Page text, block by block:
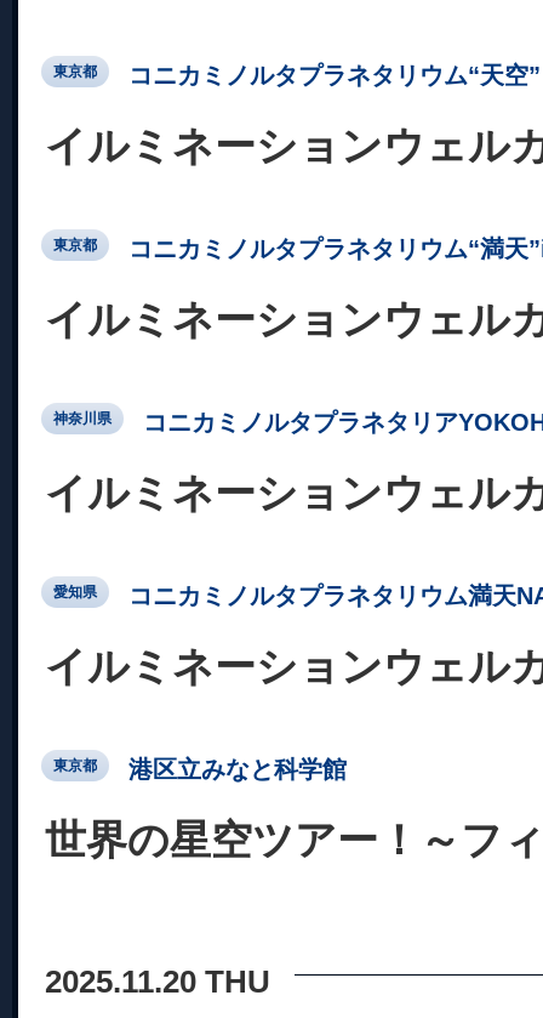
東京都 コニカミノルタプラネタリウム“天
イルミネーションウェル
東京都 コニカミノルタプラネタリウム“満
イルミネーションウェル
神奈川県 コニカミノルタプラネタリア
イルミネーションウェル
愛知県 コニカミノルタプラネタリウム満天
イルミネーションウェル
東京都 港区立みなと科学館
世界の星空ツアー！～フ
2025.11.20 THU